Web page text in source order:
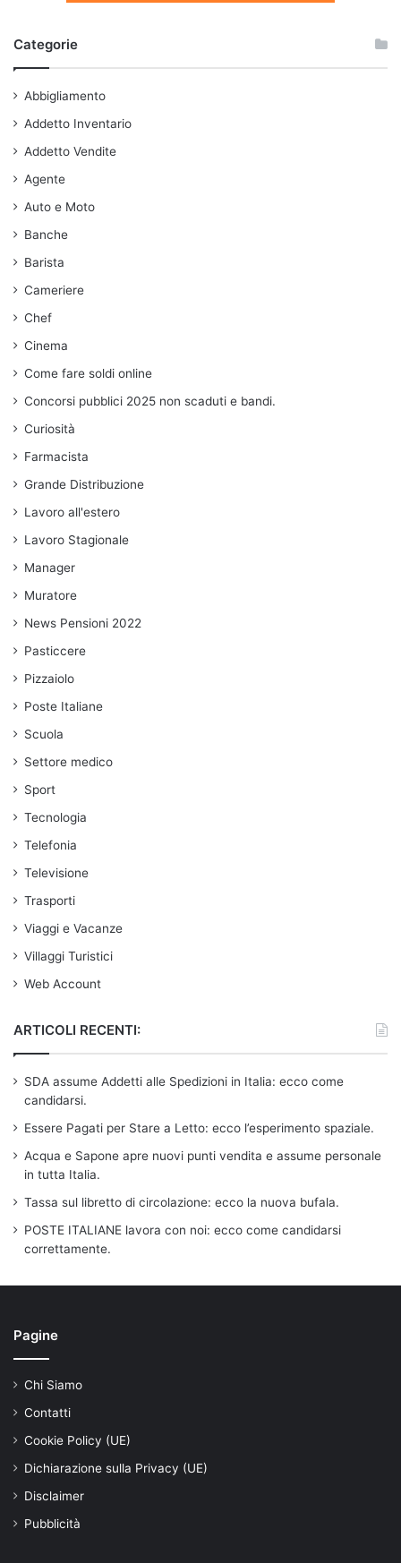
Categorie
Abbigliamento
Addetto Inventario
Addetto Vendite
Agente
Auto e Moto
Banche
Barista
Cameriere
Chef
Cinema
Come fare soldi online
Concorsi pubblici 2025 non scaduti e bandi.
Curiosità
Farmacista
Grande Distribuzione
Lavoro all'estero
Lavoro Stagionale
Manager
Muratore
News Pensioni 2022
Pasticcere
Pizzaiolo
Poste Italiane
Scuola
Settore medico
Sport
Tecnologia
Telefonia
Televisione
Trasporti
Viaggi e Vacanze
Villaggi Turistici
Web Account
ARTICOLI RECENTI:
SDA assume Addetti alle Spedizioni in Italia: ecco come
candidarsi.
Essere Pagati per Stare a Letto: ecco l’esperimento spaziale.
Acqua e Sapone apre nuovi punti vendita e assume personale
in tutta Italia.
Tassa sul libretto di circolazione: ecco la nuova bufala.
POSTE ITALIANE lavora con noi: ecco come candidarsi
correttamente.
Pagine
Chi Siamo
Contatti
Cookie Policy (UE)
Dichiarazione sulla Privacy (UE)
Disclaimer
Pubblicità